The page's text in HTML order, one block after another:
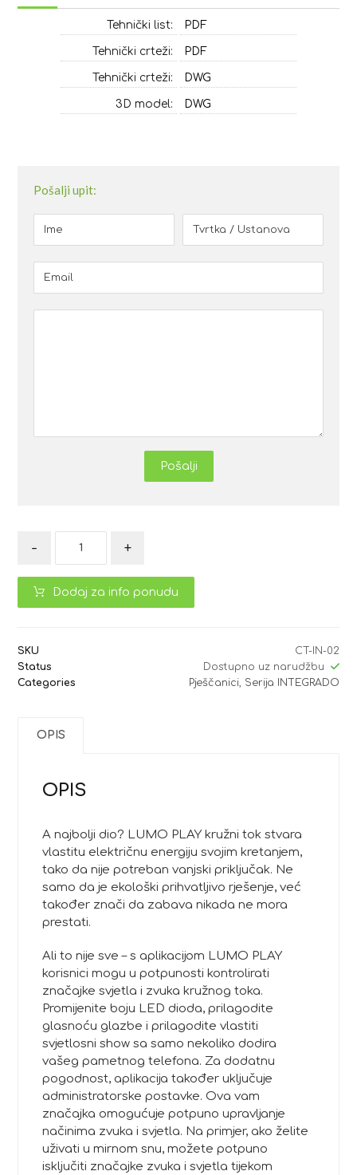
Tehnički list: PDF
Tehnički crteži: PDF
Tehnički crteži: DWG
3D model: DWG
Pošalji upit:
Pošalji
- +
Dodaj za info ponudu
SKU
CT-IN-02
Status
Dostupno uz narudžbu
Categories
Pješčanici, Serija INTEGRADO
OPIS
OPIS
A najbolji dio? LUMO PLAY kružni tok stvara
vlastitu električnu energiju svojim kretanjem,
tako da nije potreban vanjski priključak. Ne
samo da je ekološki prihvatljivo rješenje, već
također znači da zabava nikada ne mora
prestati.
Ali to nije sve – s aplikacijom LUMO PLAY
korisnici mogu u potpunosti kontrolirati
značajke svjetla i zvuka kružnog toka.
Promijenite boju LED dioda, prilagodite
glasnoću glazbe i prilagodite vlastiti
svjetlosni show sa samo nekoliko dodira
vašeg pametnog telefona. Za dodatnu
pogodnost, aplikacija također uključuje
administratorske postavke. Ova vam
značajka omogućuje potpuno upravljanje
načinima zvuka i svjetla. Na primjer, ako želite
uživati u mirnom snu, možete potpuno
isključiti značajke zvuka i svjetla tijekom